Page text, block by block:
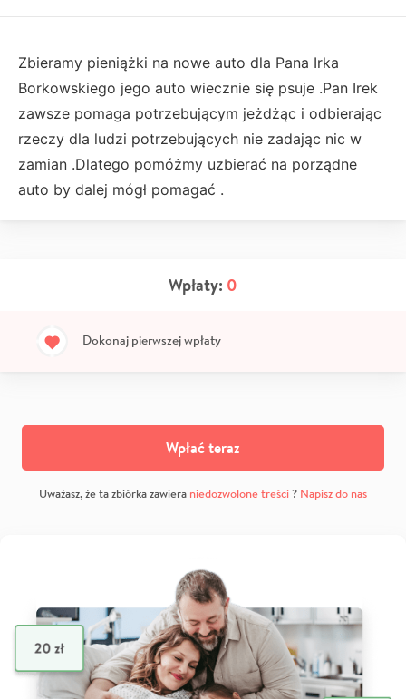
Zbieramy pieniążki na nowe auto dla Pana Irka
Borkowskiego jego auto wiecznie się psuje .Pan Irek
zawsze pomaga potrzebującym jeżdżąc i odbierając
rzeczy dla ludzi potrzebujących nie zadając nic w
zamian .Dlatego pomóżmy uzbierać na porządne
auto by dalej mógł pomagać .
Wpłaty: 0
Dokonaj pierwszej wpłaty
Wpłać teraz
Uważasz, że ta zbiórka zawiera niedozwolone treści? Napisz do nas